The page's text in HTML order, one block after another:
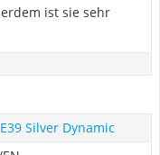
ist sie sehr
Silver Dynamic